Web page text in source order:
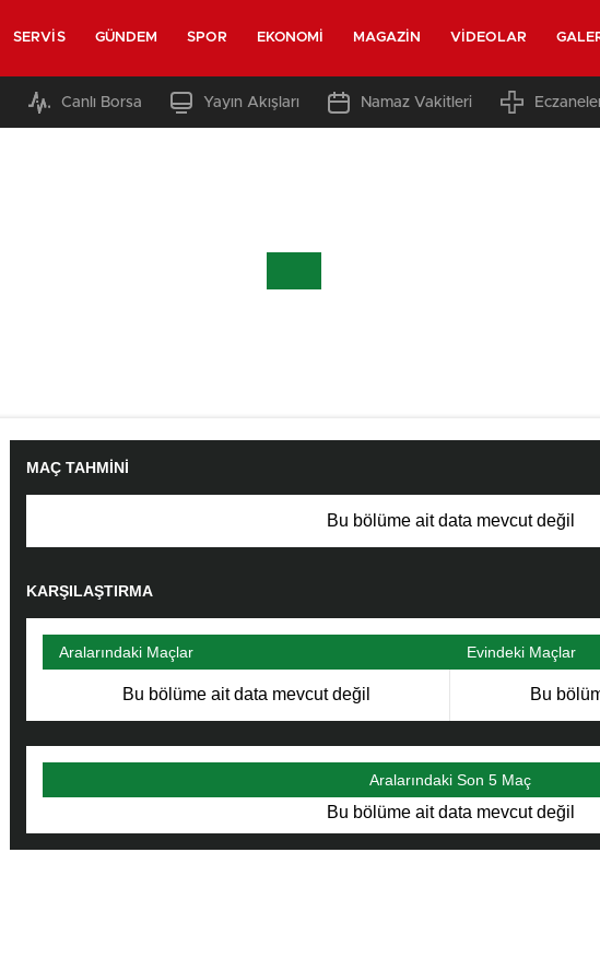
SERVIS GÜNDEM SPOR EKONOMI MAGAZIN VIDEOLAR
Canlı Borsa Yayın Akışları Namaz Vakitleri
MAÇ TAHMINI
Bu bölüme ait data mevcut değil
KARŞILAŞTIRMA
Aralarındaki Maçlar
Bu bölüme ait data mevcut değil
Evindeki Maçlar
Bu
Aralarındaki Son 5 Maç
Bu bölüme ait data mevcut değil